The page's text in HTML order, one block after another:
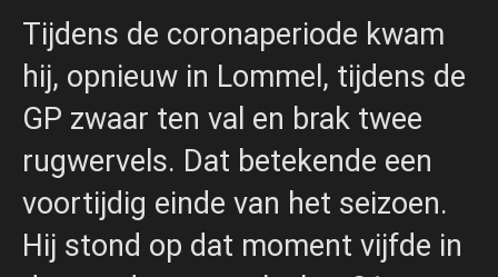
Tijdens de coronaperiode kwam
hij, opnieuw in Lommel, tijdens de
GP zwaar ten val en brak twee
rugwervels. Dat betekende een
voortijdig einde van het seizoen.
Hij stond op dat moment vijfde in